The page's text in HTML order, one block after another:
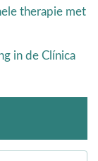
therapie met
in de Clínica